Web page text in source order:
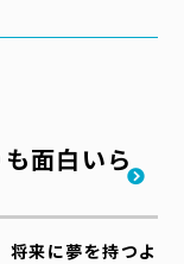
も面白いら
将来に夢を持つよ